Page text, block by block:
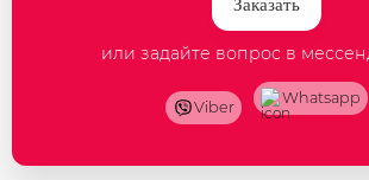
Заказать
или задайте вопрос в
Viber
Whatsapp